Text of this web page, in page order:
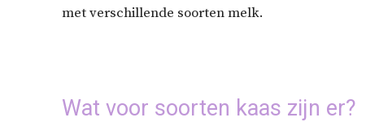
met verschillende soorten melk.
Wat voor soorten kaas zijn er?